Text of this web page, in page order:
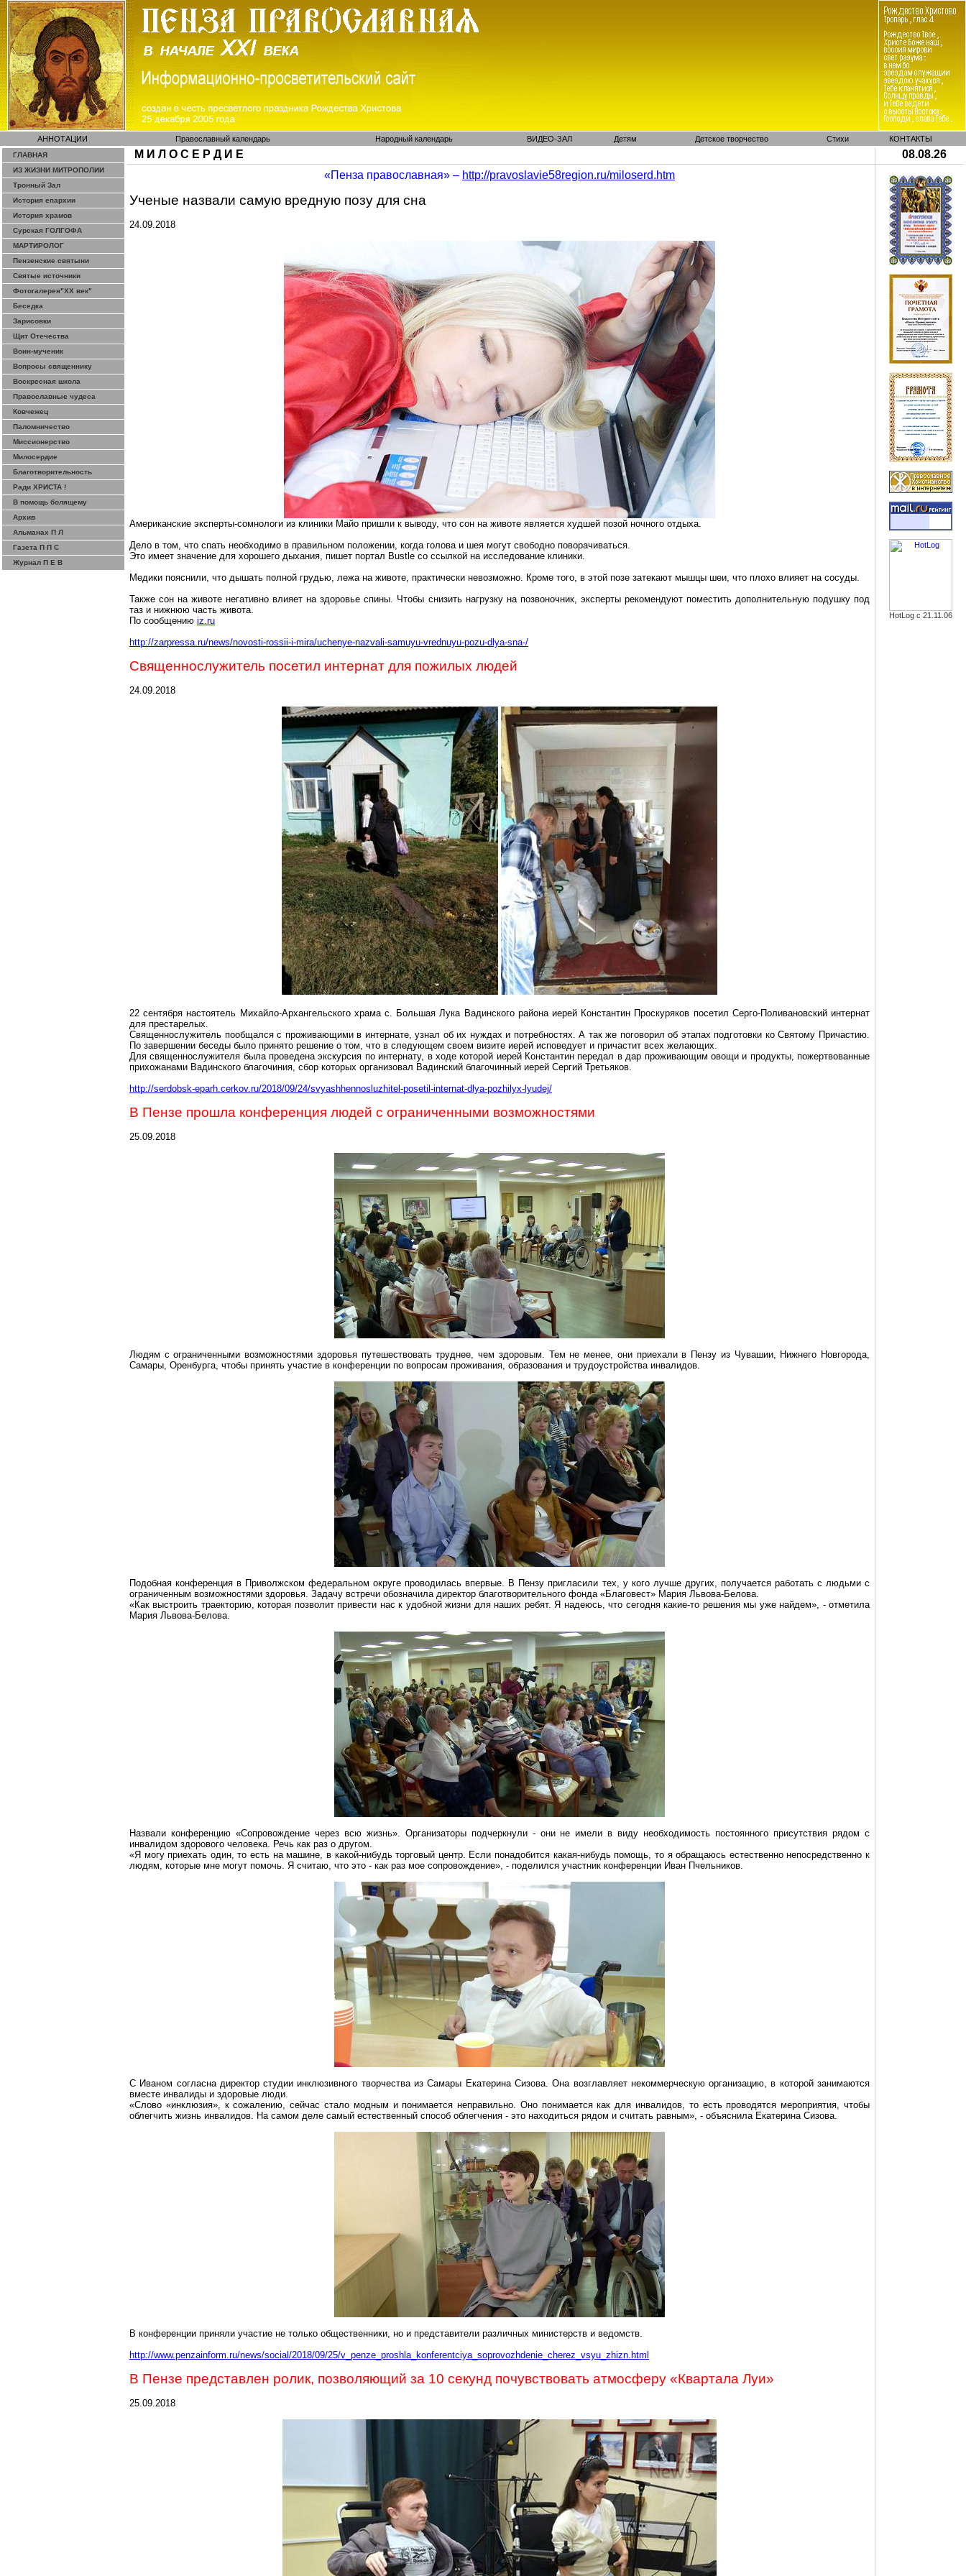
АННОТАЦИИ Православный календарь Народный календарь ВИДЕО-ЗАЛ Детям Детское творчество Стихи КОНТАКТЫ
ГЛАВНАЯ
ИЗ ЖИЗНИ МИТРОПОЛИИ
Тронный Зал
История епархии
История храмов
Сурская ГОЛГОФА
МАРТИРОЛОГ
Пензенские святыни
Святые источники
Фотогалерея"ХХ век"
Беседка
Зарисовки
Щит Отечества
Воин-мученик
Вопросы священнику
Воскресная школа
Православные чудеса
Ковчежец
Паломничество
Миссионерство
Милосердие
Благотворительность
Ради ХРИСТА !
В помощь болящему
Архив
Альманах П Л
Газета П П С
Журнал П Е В
М И Л О С Е Р Д И Е
08.08.26
«Пенза православная» – http://pravoslavie58region.ru/miloserd.htm
Ученые назвали самую вредную позу для сна
24.09.2018
Американские эксперты-сомнологи из клиники Майо пришли к выводу, что сон на животе является худшей позой ночного отдыха.
Дело в том, что спать необходимо в правильном положении, когда голова и шея могут свободно поворачиваться.
Это имеет значение для хорошего дыхания, пишет портал Bustle со ссылкой на исследование клиники.
Медики пояснили, что дышать полной грудью, лежа на животе, практически невозможно. Кроме того, в этой позе затекают мышцы шеи, что плохо влияет на сосуды.
Также сон наживоте негативно влияет на здоровье спины. Чтобы снизить нагрузку на позвоночник, эксперты рекомендуют поместить дополнительную подушку под
таз и нижнюю часть живота.
По сообщению iz.ru
http://zarpressa.ru/news/novosti-rossii-i-mira/uchenye-nazvali-samuyu-vrednuyu-pozu-dlya-sna-/
Священнослужитель посетил интернат для пожилых людей
24.09.2018
22 сентября настоятель Михайло-Архангельского храма с. Большая Лука Вадинскогорайона иерей Константин Проскуряков посетил Серго-Поливановскийинтернат
для престарелых.
Священнослужитель пообщалсяс проживающими в интернате, узнал об их нуждах и потребностях. А так же поговорил об этапах подготовки коСвятому Причастию.
По завершении беседы было принято решение о том, что в следующем своем визите иерей исповедует и причастит всех желающих.
Для священнослужителя была проведена экскурсия по интернату, в ходе которой иерей Константин передал в дар проживающим овощи и продукты, пожертвованные
прихожанами Вадинского благочиния, сбор которых организовал Вадинский благочинный иерей Сергий Третьяков.
http://serdobsk-eparh.cerkov.ru/2018/09/24/svyashhennosluzhitel-posetil-internat-dlya-pozhilyx-lyudej/
В Пензе прошла конференция людей с ограниченными возможностями
25.09.2018
Людям с ограниченными возможностями здоровья путешествовать труднее, чем здоровым. Тем не менее, они приехали в Пензу из Чувашии, Нижнего Новгорода,
Самары, Оренбурга, чтобы принять участие в конференции по вопросам проживания, образования и трудоустройства инвалидов.
Подобная конференция в Приволжском федеральном округе проводилась впервые. В Пензу пригласили тех, у кого лучше других, получаетсяработать с людьми с
ограниченным возможностями здоровья. Задачу встречи обозначила директор благотворительного фонда «Благовест» Мария Львова-Белова.
«Как выстроить траекторию, которая позволит привести нас к удобной жизни для наших ребят. Я надеюсь, что сегодня какие-то решения мы уже найдем», - отметила
Мария Львова-Белова.
Назвали конференцию «Сопровождение через всю жизнь». Организаторы подчеркнули - они не имели в виду необходимость постоянного присутствия рядом с
инвалидом здорового человека. Речь как раз о другом.
«Я могу приехать один, то есть на машине, в какой-нибудь торговый центр. Если понадобится какая-нибудь помощь, то я обращаюсь естественно непосредственно к
людям, которые мне могут помочь. Я считаю, что это - как раз мое сопровождение», - поделился участник конференции Иван Пчельников.
С Иваном согласна директор студии инклюзивного творчества из Самары Екатерина Сизова. Она возглавляет некоммерческую организацию, в которой занимаются
вместе инвалиды и здоровые люди.
«Слово «инклюзия», к сожалению, сейчас стало модным и понимается неправильно. Оно понимается как для инвалидов, то есть проводятся мероприятия, чтобы
облегчить жизнь инвалидов. На самом деле самый естественный способ облегчения - это находиться рядом и считать равным», - объяснила Екатерина Сизова.
В конференции приняли участие не только общественники, но и представители различных министерств и ведомств.
http://www.penzainform.ru/news/social/2018/09/25/v_penze_proshla_konferentciya_soprovozhdenie_cherez_vsyu_zhizn.html
В Пензе представлен ролик, позволяющий за 10 секунд почувствовать атмосферу «Квартала Луи»
25.09.2018
HotLog с 21.11.06